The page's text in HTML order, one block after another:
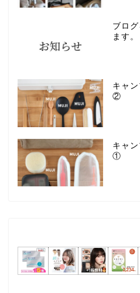
ブロ
ます。
キャ
②
キャ
①